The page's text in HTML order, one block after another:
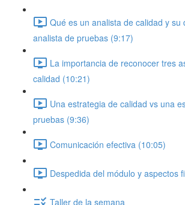
Qué es un analista de calidad y su
analista de pruebas (9:17)
La importancia de reconocer tres
calidad (10:21)
Una estrategia de calidad vs una
pruebas (9:36)
Comunicación efectiva (10:05)
Despedida del módulo y aspectos
Taller de la semana